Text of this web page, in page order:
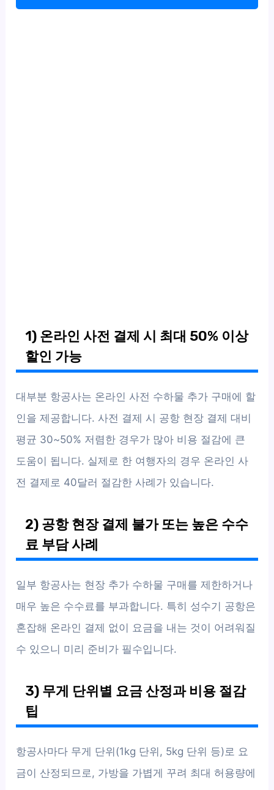
1) 온라인 사전 결제 시 최대 50% 이상
할인 가능
대부분 항공사는 온라인 사전 수하물 추가 구매에 할
인을 제공합니다. 사전 결제 시 공항 현장 결제 대비
평균 30~50% 저렴한 경우가 많아 비용 절감에 큰
도움이 됩니다. 실제로 한 여행자의 경우 온라인 사
전 결제로 40달러 절감한 사례가 있습니다.
2) 공항 현장 결제 불가 또는 높은 수수
료 부담 사례
일부 항공사는 현장 추가 수하물 구매를 제한하거나
매우 높은 수수료를 부과합니다. 특히 성수기 공항은
혼잡해 온라인 결제 없이 요금을 내는 것이 어려워질
수 있으니 미리 준비가 필수입니다.
3) 무게 단위별 요금 산정과 비용 절감
팁
항공사마다 무게 단위(1kg 단위, 5kg 단위 등)로 요
금이 산정되므로, 가방을 가볍게 꾸려 최대 허용량에